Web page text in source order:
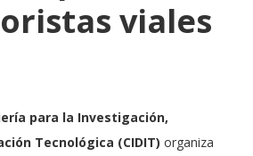
viales
para la Investigación,
Tecnológica (CIDIT) organiza